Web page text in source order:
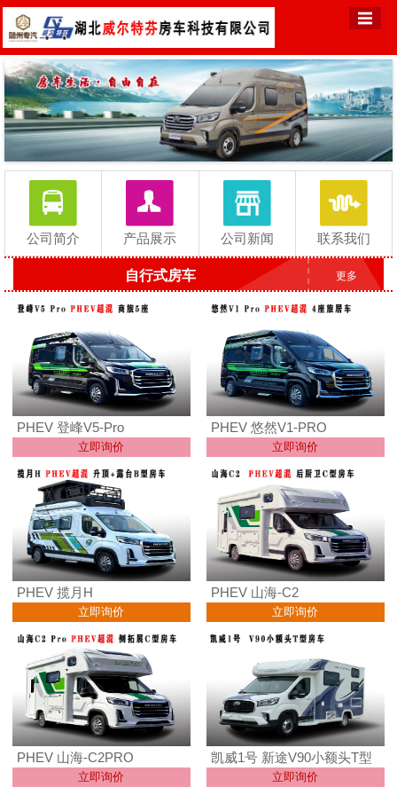
公司简介 产品展示 公司新闻 联系我们
自行式房车 更多
PHEV 登峰V5-Pro
立即询价
PHEV 悠然V1-PRO
立即询价
PHEV 揽月H
立即询价
PHEV 山海-C2
立即询价
PHEV 山海-C2PRO
立即询价
凯威1号 新途V90小额头T型
立即询价